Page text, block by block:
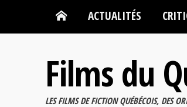
ACTUALITÉS
Films du
LES FILMS DE FICTION QUÉBÉCOIS, DES